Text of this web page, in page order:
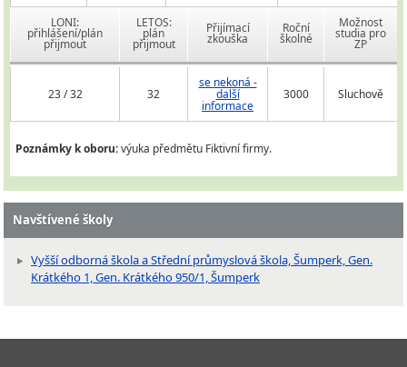
LONI:
přihlášení/plán
přijmout
LETOS:
plán
přijmout
Přijímací
zkouška
Roční
školné
Možnost
studia pro
ZP
23 / 32 32
se nekoná -
další
informace
3000 Sluchově
Poznámky k oboru:výuka předmětu Fiktivní firmy.
Navštívené školy
Vyšší odborná škola a Střední průmyslová škola, Šumperk, Gen.
Krátkého 1, Gen. Krátkého 950/1, Šumperk